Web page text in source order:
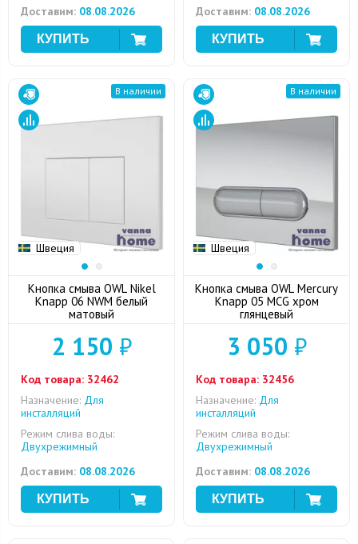
Доставим: 08.08.2026 Доставим: 08.08.2026
Швеция
В наличии
Кнопка смыва OWL Nikel
Knapp 06 NWM белый
матовый
2 150 ₽
Код товара: 32462
Назначение: Для
инсталляций
Режим слива воды:
Двухрежимный
Доставим: 08.08.2026
Швеция
В наличии
Кнопка смыва OWL Mercury
Knapp 05 MCG хром
глянцевый
3 050 ₽
Код товара: 32456
Назначение: Для
инсталляций
Режим слива воды:
Двухрежимный
Доставим: 08.08.2026